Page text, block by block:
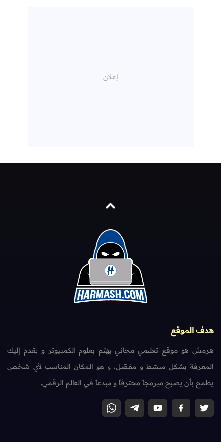
هدف الموقع
هرمش هو موقع تعليمي مجاني يهتم بعلوم الكمبيوتر و يقدم إليك
المعرفة بشكل مبسّط و مفصّل، و هو المكان المناسب لأي شخص
يطمح بأن يصبح مبرمجاً محترفاً و مبدعاً في العالم الرقمي.